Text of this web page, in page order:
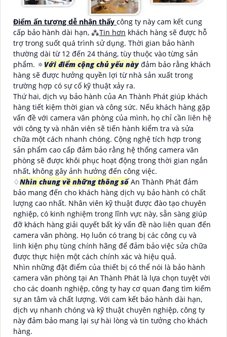
Điểm ấn tượng dễ nhận thấy công ty này cam kết cung
cấp bảo hành dài hạn, ⁂Tin hơn khách hàng sẽ được hỗ
trợ trong suốt quá trình sử dụng. Thời gian bảo hành
thường dài từ 12 đến 24 tháng, tùy thuộc vào từng sản
phẩm. 🔅 Với điểm cộng chủ yếu nàyđảm bảo rằng khách
hàng sẽ được hưởng quyền lợi từ nhà sản xuất trong
trường hợp có sự cố kỹ thuật xảy ra.
Thứ hai, dịch vụ bảo hành của An Thành Phát giúp khách
hàng tiết kiệm thời gian và công sức. Nếu khách hàng gặp
vấn đề với camera văn phòng của mình, họ chỉ cần liên hệ
với công ty và nhân viên sẽ tiến hành kiểm tra và sửa
chữa một cách nhanh chóng. Cộng nghệ tích hợp trong
sản phẩm cao cấp đảm bảo rằng hệ thống camera văn
phòng sẽ được khôi phục hoạt động trong thời gian ngắn
nhất, không gây ảnh hưởng đến công việc.
♢Nhìn chung về những thông sốAn Thành Phát đảm
bảo mang đến cho khách hàng dịch vụ bảo hành có chất
lượng cao nhất. Nhân viên kỹ thuật được đào tạo chuyên
nghiệp, có kinh nghiệm trong lĩnh vực này, sẵn sàng giúp
đỡ khách hàng giải quyết bất kỳ vấn đề nào liên quan đến
camera văn phòng. Họ luôn có trang bị các công cụ và
linh kiện phụ tùng chính hãng để đảm bảo việc sửa chữa
được thực hiện một cách chính xác và hiệu quả.
Nhìn những đặt điểm của thiết bị có thể nói là bảo hành
camera văn phòng tại An Thành Phát là lựa chọn tuyệt vời
cho các doanh nghiệp, công ty hay cơ quan đang tìm kiếm
sự an tâm và chất lượng. Với cam kết bảo hành dài hạn,
dịch vụ nhanh chóng và kỹ thuật chuyên nghiệp, công ty
này đảm bảo mang lại sự hài lòng và tin tưởng cho khách
hàng.